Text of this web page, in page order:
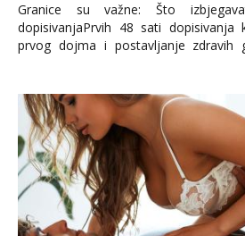
Granice su važne: Što
dopisivanjaPrvih 48 sati dopisivanja
prvog dojma i postavljanje zdravih
Važno je izbjeći prebrzo
povjerenje. Takođe...